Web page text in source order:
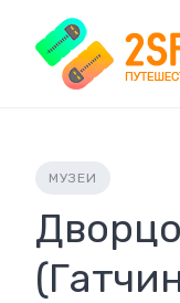
content
МУЗЕИ